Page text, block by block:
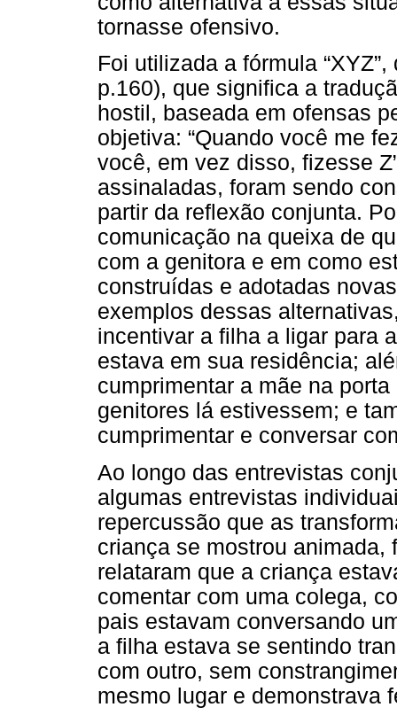
tornasse ofensivo.
Foi utilizada a fórmula
p.160), que significa a
hostil, baseada em ofensas
objetiva: “Quando você me
você, em vez disso, fizesse
assinaladas, foram sendo
partir da reflexão conjunta.
comunicação na queixa de
com a genitora e em como
construídas e adotadas
exemplos dessas
incentivar a filha a ligar para
estava em sua residência;
cumprimentar a mãe na
genitores lá estivessem; e
cumprimentar e conversar
Ao longo das entrevistas
algumas entrevistas
repercussão que as
criança se mostrou
relataram que a criança
comentar com uma colega,
pais estavam conversando
a filha estava se sentindo
com outro, sem
mesmo lugar e demonstrava